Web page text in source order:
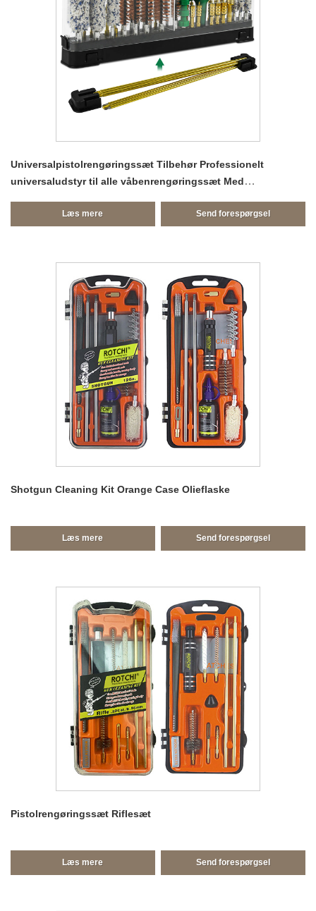
Universalpistolrengøringssæt Tilbehør Professionelt
universaludstyr til alle våbenrengøringssæt Med
Læs mere Send forespørgsel
Shotgun Cleaning Kit Orange Case Olieflaske
Læs mere Send forespørgsel
Pistolrengøringssæt Riflesæt
Læs mere Send forespørgsel